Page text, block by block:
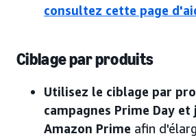
consultez cette page
Ciblage par produits
Utilisez le ciblage par
campagnes Prime Day
Amazon Prime afin